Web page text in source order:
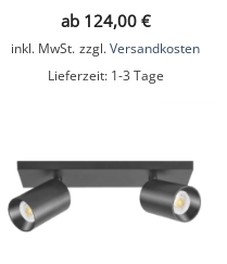
ab 124,00 €
inkl. MwSt. zzgl. Versandkosten
Lieferzeit: 1-3 Tage